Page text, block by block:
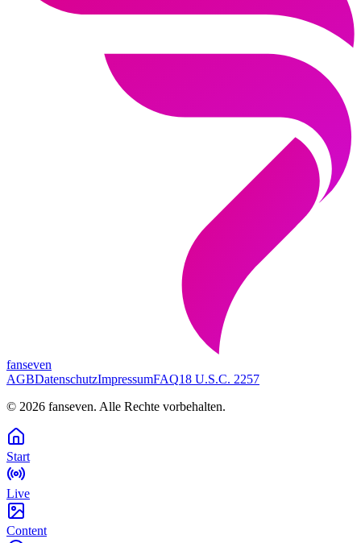
fanseven
AGBDatenschutzImpressumFAQ18 U.S.C. 2257
© 2026 fanseven. Alle Rechte vorbehalten.
Start
Live
Content